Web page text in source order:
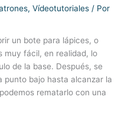
,Vídeotutoriales / Por
un bote para lápices, o
muy fácil, en realidad, lo
de la base. Después, se
bajo hasta alcanzar la
rematarlo con una